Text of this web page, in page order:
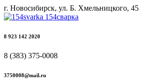
г. Новосибирск, ул. Б. Хмельницкого, 45
8 923 142 2020
8 (383) 375-0008
3750008@mail.ru